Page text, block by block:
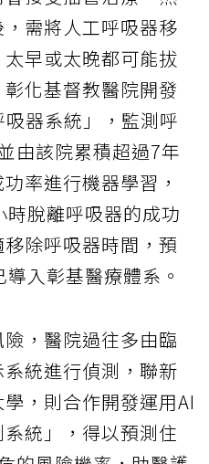
需將人工呼吸器移
早或太晚都可能拔
化基督教醫院開發
吸器系統」，監測呼
由該院累積超過7年
率進行機器學習，
脫離呼吸器的成功
除呼吸器時間，預
入彰基醫療體系。
，醫院過往多由臨
統進行偵測，聯新
，則合作開發運用AI
統」，得以預測住